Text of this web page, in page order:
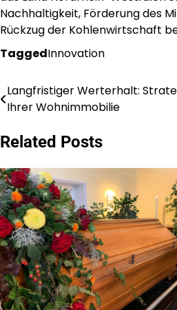
Nachhaltigkeit, Förderung des
Rückzug der Kohlenwirtschaft
TaggedInnovation
Post
Langfristiger Werterhalt:
Ihrer Wohnimmobilie
Related Posts